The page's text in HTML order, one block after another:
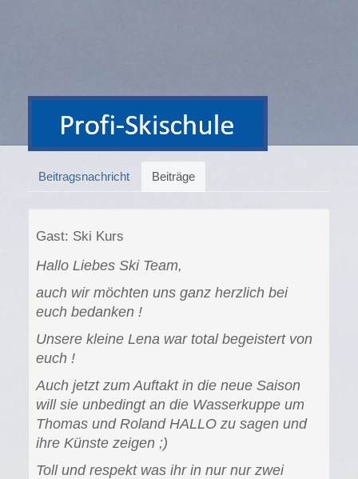
Beitragsnachricht Beiträge
Gast: Ski Kurs
Hallo Liebes Ski Team,
auch wir möchten uns ganz herzlich bei
euch bedanken !
Unsere kleine Lena war total begeistert von
euch !
Auch jetzt zum Auftakt in die neue Saison
will sie unbedingt an die Wasserkuppe um
Thomas und Roland HALLO zu sagen und
ihre Künste zeigen ;)
Toll und respekt was ihr in nur nur zwei